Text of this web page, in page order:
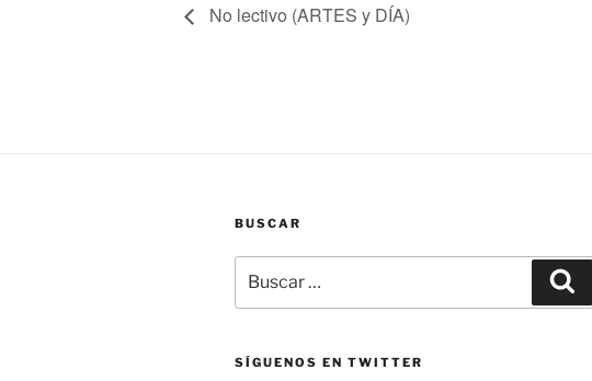
No lectivo (ARTES y DÍA)
BUSCAR
por:
SÍGUENOS EN TWITTER